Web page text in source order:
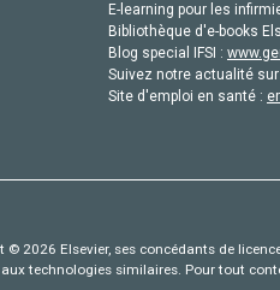
E-learning pour les
Bibliothèque d'e-books
Blog special IFSI :
Suivez notre actualité
Site d'emploi en santé :
© 2026 Elsevier, ses concédants de
technologies similaires. Pour tout